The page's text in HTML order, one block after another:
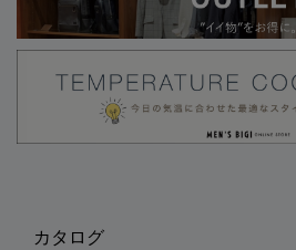
カタログ